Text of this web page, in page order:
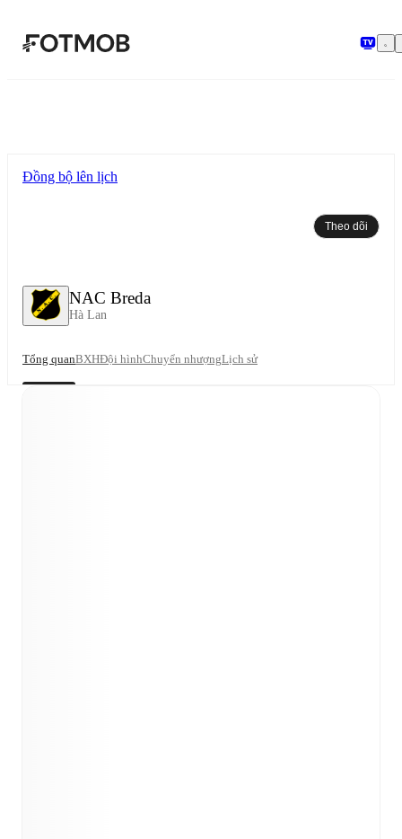
NAC Breda
Hà Lan
Đồng bộ lên lịch
Theo dõi
Tổng quanBXHĐội hìnhChuyển nhượngLịch sử